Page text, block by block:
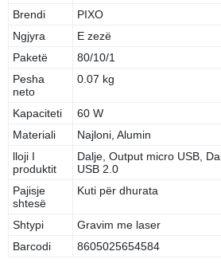
Brendi
PIXO
Ngjyra
E zezë
Paketë
80/10/1
Pesha
neto
0.07 kg
Kapaciteti
60 W
Materiali
Najloni, Alumin
lloji I
produktit
Dalje, Output micro USB,
USB 2.0
Pajisje
shtesë
Kuti për dhurata
Shtypi
Gravim me laser
Barcodi
8605025654584